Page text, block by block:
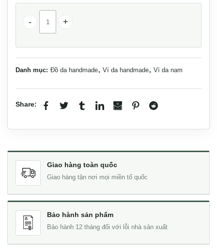
Bao ví da đựng hộ chiếu passport handmade Lano
Danh mục: Đồ da handmade, Ví da handmade, Ví da nam
Share:
Giao hàng toàn quốc
Giao hàng tận nơi mọi miền tổ quốc
Bảo hành sản phẩm
Bảo hành 12 tháng đối với lỗi nhà sản xuất